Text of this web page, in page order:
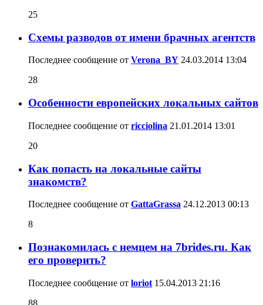
25
Схемы разводов от имени брачных агентств
Последнее сообщение от Verona_BY 24.03.2014 13:04
28
Особенности европейских локальных сайтов
Последнее сообщение от ricciolina 21.01.2014 13:01
20
Как попасть на локальные сайты
знакомств?
Последнее сообщение от GattaGrassa 24.12.2013 00:13
8
Познакомилась с немцем на 7brides.ru. Как
его проверить?
Последнее сообщение от loriot 15.04.2013 21:16
88